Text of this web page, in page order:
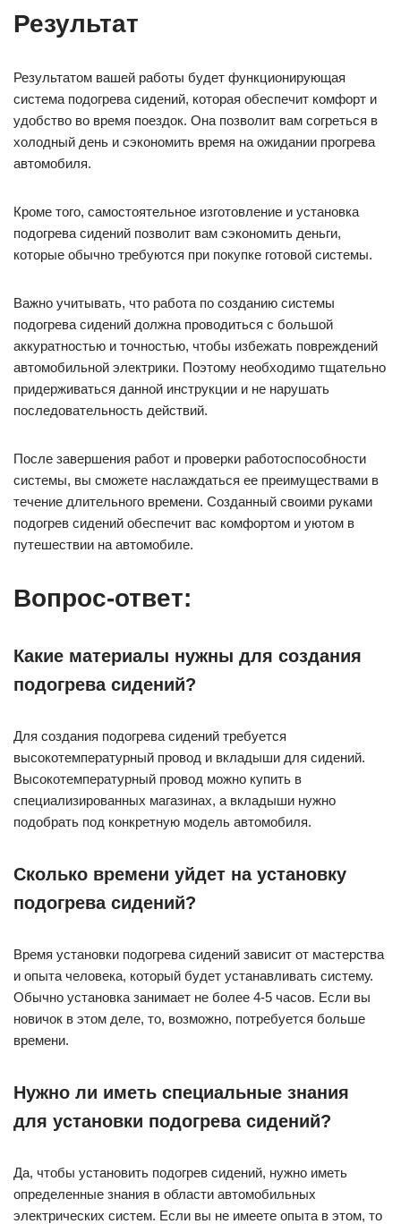
Результат
Результатом вашей работы будет функционирующая
система подогрева сидений, которая обеспечит комфорт и
удобство во время поездок. Она позволит вам согреться в
холодный день и сэкономить время на ожидании прогрева
автомобиля.
Кроме того, самостоятельное изготовление и установка
подогрева сидений позволит вам сэкономить деньги,
которые обычно требуются при покупке готовой системы.
Важно учитывать, что работа по созданию системы
подогрева сидений должна проводиться с большой
аккуратностью и точностью, чтобы избежать повреждений
автомобильной электрики. Поэтому необходимо тщательно
придерживаться данной инструкции и не нарушать
последовательность действий.
После завершения работ и проверки работоспособности
системы, вы сможете наслаждаться ее преимуществами в
течение длительного времени. Созданный своими руками
подогрев сидений обеспечит вас комфортом и уютом в
путешествии на автомобиле.
Вопрос-ответ:
Какие материалы нужны для создания
подогрева сидений?
Для создания подогрева сидений требуется
высокотемпературный провод и вкладыши для сидений.
Высокотемпературный провод можно купить в
специализированных магазинах, а вкладыши нужно
подобрать под конкретную модель автомобиля.
Сколько времени уйдет на установку
подогрева сидений?
Время установки подогрева сидений зависит от мастерства
и опыта человека, который будет устанавливать систему.
Обычно установка занимает не более 4-5 часов. Если вы
новичок в этом деле, то, возможно, потребуется больше
времени.
Нужно ли иметь специальные знания
для установки подогрева сидений?
Да, чтобы установить подогрев сидений, нужно иметь
определенные знания в области автомобильных
электрических систем. Если вы не имеете опыта в этом, то